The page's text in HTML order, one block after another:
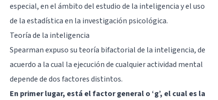
especial, en el ámbito del estudio de la inteligencia y el uso
de la estadística en la investigación psicológica.
Teoría de la inteligencia
Spearman expuso su teoría bifactorial de la inteligencia, de
acuerdo a la cual la ejecución de cualquier actividad mental
depende de dos factores distintos.
En primer lugar, está el factor general o ‘g’, el cual es la